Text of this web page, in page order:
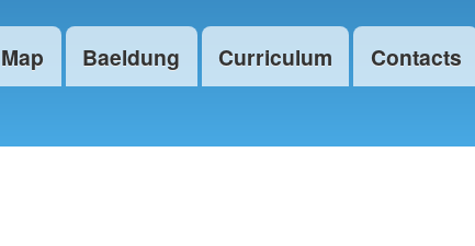
Baeldung Curriculum Contacts